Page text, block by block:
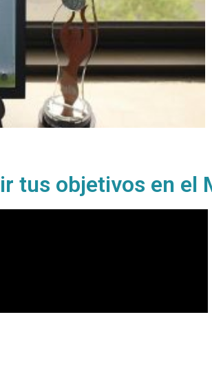
tus objetivos en el